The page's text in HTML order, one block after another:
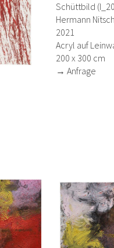
Schüttbild
Hermann Nitsch
2021
Acryl auf
200 x 300 cm
→ Anfrage